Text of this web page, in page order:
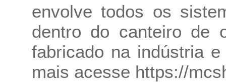
envolve todos os
dentro do canteiro de
fabricado na indústria
mais acesse https://